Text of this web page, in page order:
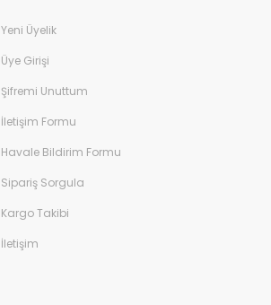
Yeni Üyelik
Üye Girişi
Şifremi Unuttum
İletişim Formu
Havale Bildirim Formu
Sipariş Sorgula
Kargo Takibi
İletişim